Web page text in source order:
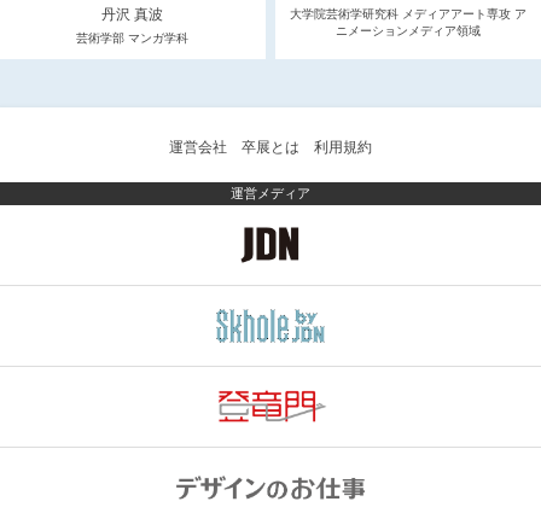
丹沢 真波
芸術学部 マンガ学科
大学院芸術学研究科 メディアアート専攻 ア
ニメーションメディア領域
運営会社 卒展とは 利用規約
運営メディア